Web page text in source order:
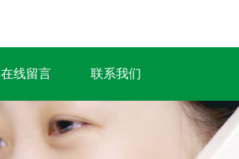
在线留言 联系我们